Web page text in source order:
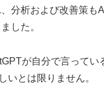
分析および改善策も
した。
が自分で言ってい
いとは限りません。